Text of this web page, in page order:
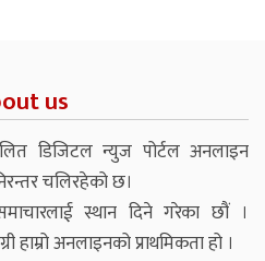
us
डिजिटल न्युज पोर्टल अनलाइन
चलिरहेको छ।
स्थान दिने गरेका छौं ।
हाम्रो अनलाइनको प्राथमिकता हो ।